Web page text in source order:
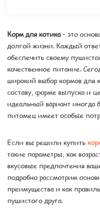
Корм для котика– это
долгой жизни. Каждый
обеспечить своему
качественное питание.
широкий выбор кормов для
составу, форме выпуска и
идеальный вариант иногда
питомец имеет особые
Если вы решили купить
такие параметры, как
вкусовые предпочтения
подробно рассмотрим
преимущества и как
пушистого друга.